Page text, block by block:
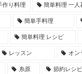
作り料理 簡単料理 一人
簡単手料理
簡単料理 レシピ
レッスン オン
糸原 節約レシピ